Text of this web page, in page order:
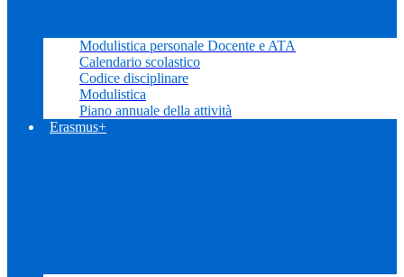
Modulistica personale Docente e ATA
Calendario scolastico
Codice disciplinare
Modulistica
Piano annuale della attività
Erasmus+